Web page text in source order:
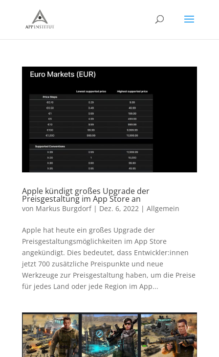
Apple kündigt großes Upgrade der
Preisgestaltung im App Store an
von Markus Burgdorf| Dez. 6, 2022 | Allgemein
Apple hat heute ein großes Upgrade der
Preisgestaltungsmöglichkeiten im App Store
angekündigt. Dies bedeutet, dass Entwickler:innen
jetzt 700 zusätzliche Preispunkte und neue
Werkzeuge zur Preisgestaltung haben, um die Preise
für jedes Land oder jede Region im App...